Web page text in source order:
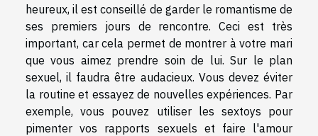
heureux, il est conseillé de garder le romantisme de
ses premiers jours de rencontre. Ceci est très
important, car cela permet de montrer à votre mari
que vous aimez prendre soin de lui. Sur le plan
sexuel, il faudra être audacieux. Vous devez éviter
la routine et essayez de nouvelles expériences. Par
exemple, vous pouvez utiliser les sextoys pour
pimenter vos rapports sexuels et faire l'amour